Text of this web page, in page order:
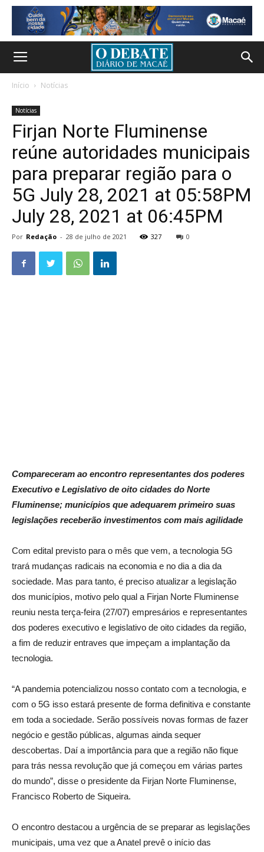
Início Notícias
Notícias
Firjan Norte Fluminense
reúne autoridades municipais
para preparar região para o
5G July 28, 2021 at 05:58PM
July 28, 2021 at 06:45PM
Por Redação - 28 de julho de 2021 327 0
Compareceram ao encontro representantes dos poderes
Executivo e Legislativo de oito cidades do Norte
Fluminense; municípios que adequarem primeiro suas
legislações receberão investimentos com mais agilidade
Com edital previsto para o mês que vem, a tecnologia 5G
trará mudanças radicais na economia e no dia a dia da
sociedade. Mas para tanto, é preciso atualizar a legislação
dos municípios, motivo pelo qual a Firjan Norte Fluminense
reuniu nesta terça-feira (27/07) empresários e representantes
dos poderes executivo e legislativo de oito cidades da região,
a fim de reduzir entraves que impeçam a implantação da
tecnologia.
“A pandemia potencializou nosso contato com a tecnologia, e
com o 5G isso estará presente de forma definitiva e constante
em toda a sociedade. Serão possíveis novas formas de fazer
negócio e gestão públicas, algumas ainda sequer
descobertas. Daí a importância para que a região não fique
para trás nessa revolução que já começou em várias partes
do mundo”, disse o presidente da Firjan Norte Fluminense,
Francisco Roberto de Siqueira.
O encontro destacou a urgência de se preparar as legislações
municipais, uma vez que a Anatel prevê o início das